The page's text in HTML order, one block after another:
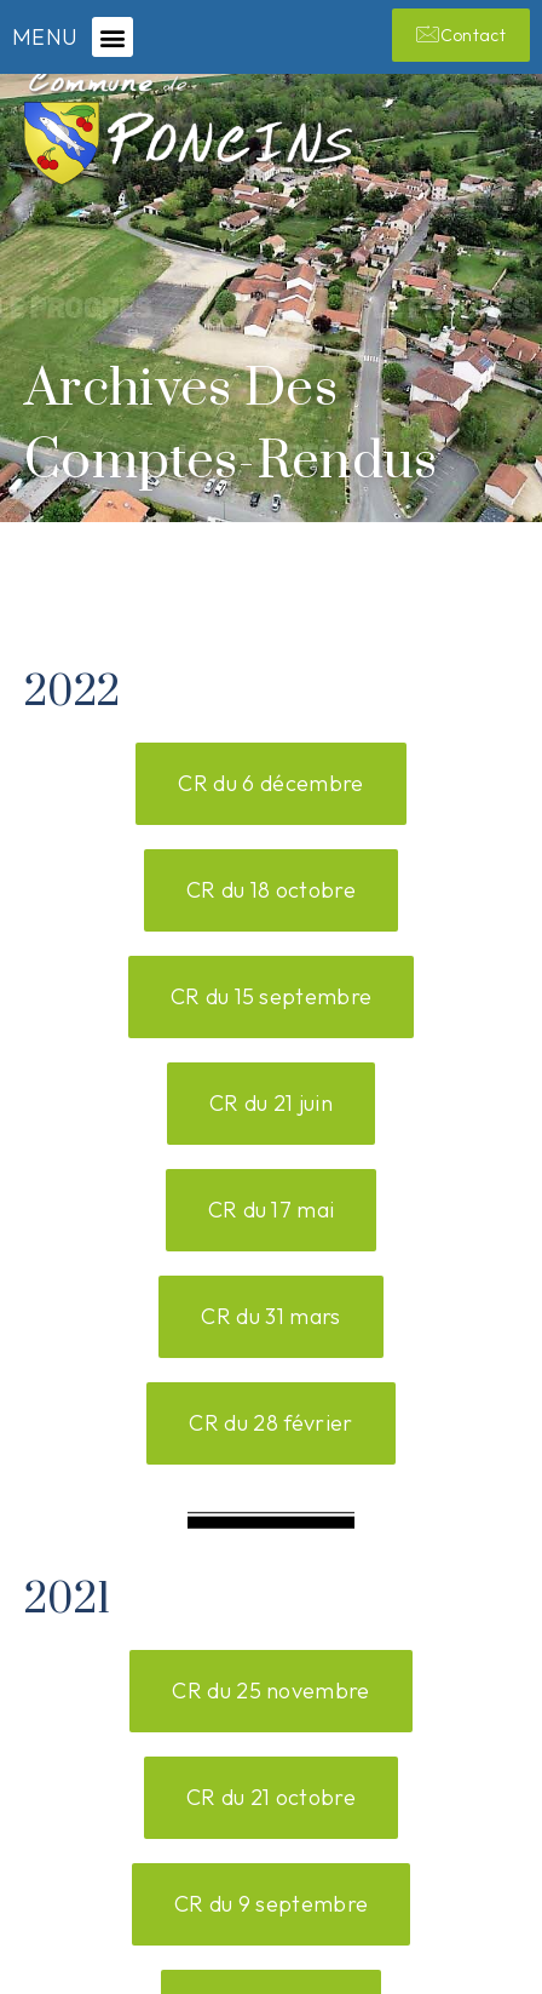
MENU Contact
Archives Des
Comptes-Rendus
2022
CR du 6 décembre
CR du 18 octobre
CR du 15 septembre
CR du 21 juin
CR du 17 mai
CR du 31 mars
CR du 28 février
2021
CR du 25 novembre
CR du 21 octobre
CR du 9 septembre